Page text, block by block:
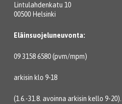
Lintulahdenkatu 10
00500 Helsinki
Eläinsuojeluneuvonta:
09 3158 6580 (pvm/mpm)
arkisin klo 9-18
(1.6.-31.8. avoinna arkisin kello 9-20).